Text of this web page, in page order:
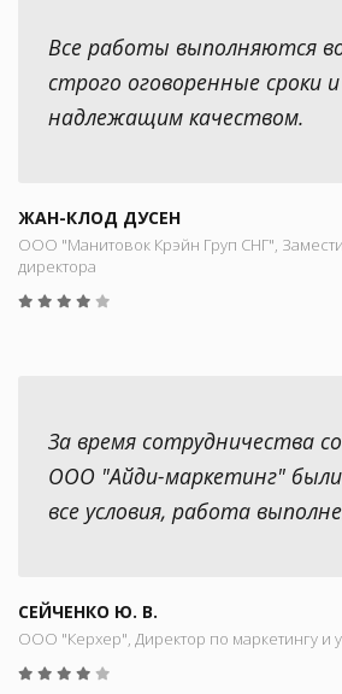
Все работы выполняются
строго оговоренные сроки
надлежащим качеством.
ЖАН-КЛОД ДУСЕН
ООО "Манитовок Крэйн Груп СНГ",
директора
За время сотрудничества
ООО "Айди-маркетинг"
все условия, работа
СЕЙЧЕНКО Ю. В.
ООО "Керхер", Директор по маркетингу и